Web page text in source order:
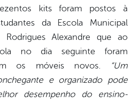
kits foram postos à
da Escola Municipal
Rodrigues Alexandre que ao
no dia seguinte foram
os móveis novos.
“Um
e organizado pode
desempenho do ensino-